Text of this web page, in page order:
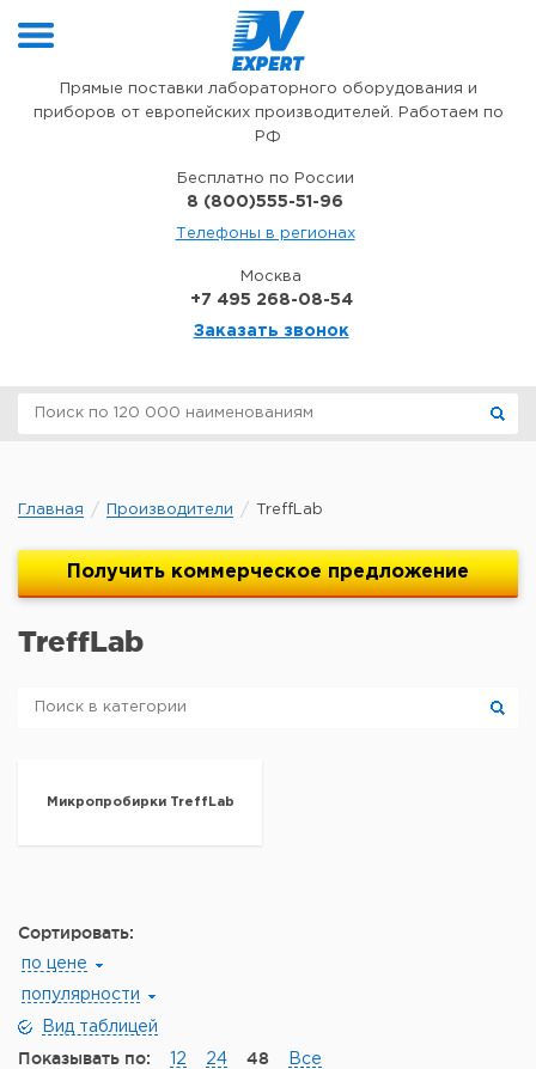
Прямые поставки лабораторного оборудования и
приборов от европейских производителей. Работаем по
РФ
Бесплатно по России
8 (800)555-51-96
Телефоны в регионах
Москва
+7 495 268-08-54
Заказать звонок
Главная Производители TreffLab
Получить коммерческое предложение
TreffLab
Микропробирки TreffLab
Сортировать:
по цене
популярности
Вид таблицей
Показывать по: 12 24 48 Все